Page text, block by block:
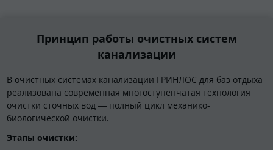
Принцип работы очистных систем
канализации
В очистных системах канализации ГРИНЛОС для баз отдыха
реализована современная многоступенчатая технология
очистки сточных вод — полный цикл механико-
биологической очистки.
Этапы очистки: